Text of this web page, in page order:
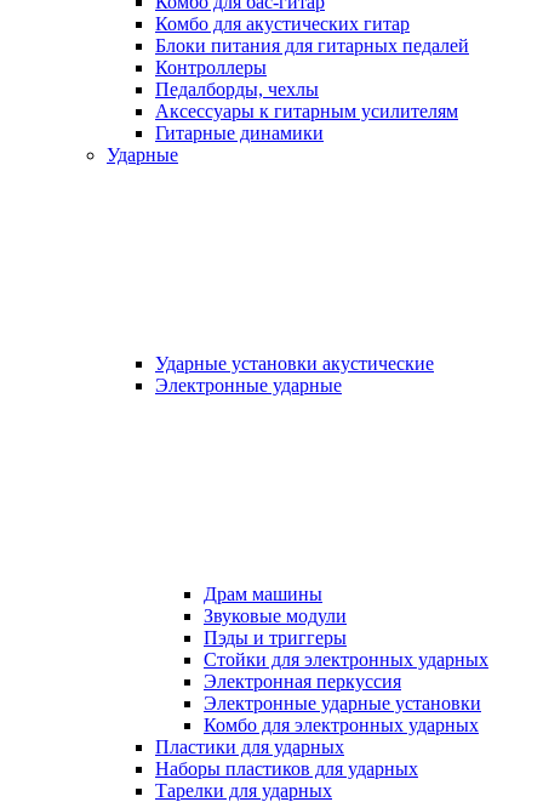
Комбо для акустических гитар
Блоки питания для гитарных педалей
Контроллеры
Педалборды, чехлы
Аксеcсуары к гитарным усилителям
Гитарные динамики
Ударные
Ударные установки акустические
Электронные ударные
Драм машины
Звуковые модули
Пэды и триггеры
Стойки для электронных ударных
Электронная перкуссия
Электронные ударные установки
Комбо для электронных ударных
Пластики для ударных
Наборы пластиков для ударных
Тарелки для ударных